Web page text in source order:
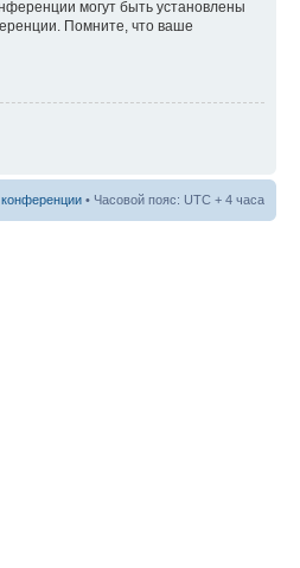
могут быть установлены
Помните, что ваше
• Часовой пояс: UTC + 4 часа